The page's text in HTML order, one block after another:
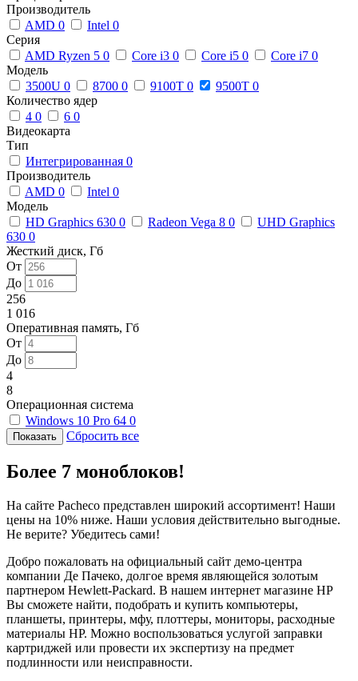
Производитель
AMD 0 Intel 0
Серия
AMD Ryzen 5 0 Core i3 0 Core i5 0 Core i7 0
Модель
3500U 0 8700 0 9100T 0 9500T 0
Количество ядер
4 0 6 0
Видеокарта
Тип
Интегрированная 0
Производитель
AMD 0 Intel 0
Модель
HD Graphics 630 0 Radeon Vega 8 0
UHD Graphics
630 0
Жесткий диск, Гб
От
До
256
1 016
Оперативная память, Гб
От
До
4
8
Операционная система
Windows 10 Pro 64 0
Сбросить все
Более 7 моноблоков!
На сайте Pacheco представлен широкий ассортимент! Наши
цены на 10% ниже. Наши условия действительно выгодные.
Не верите? Убедитесь сами!
Добро пожаловать на официальный сайт демо-центра
компании Де Пачеко, долгое время являющейся золотым
партнером Hewlett-Packard. В нашем интернет магазине HP
Вы сможете найти, подобрать и купить компьютеры,
планшеты, принтеры, мфу, плоттеры, мониторы, расходные
материалы HP. Можно воспользоваться услугой заправки
картриджей или провести их экспертизу на предмет
подлинности или неисправности.